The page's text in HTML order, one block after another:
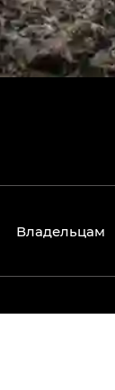
Владельцам